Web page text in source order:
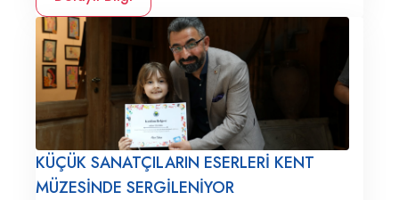
KÜÇÜK SANATÇILARIN ESERLERİ KENT
MÜZESİNDE SERGİLENİYOR